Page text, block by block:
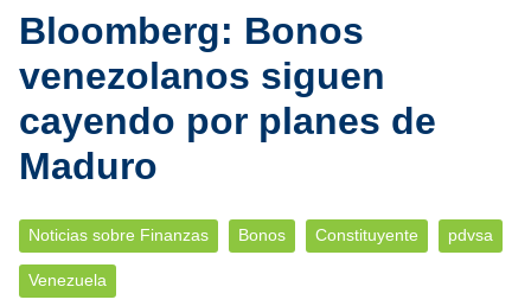
Bloomberg: Bonos
venezolanos siguen
cayendo por planes de
Maduro
Noticias sobre Finanzas Bonos Constituyente pdvsa
Venezuela